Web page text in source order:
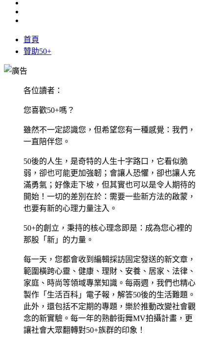
首頁
贊助50+
各位讀者：
您喜歡50+嗎？
雖然不一定認識您，但希望您有一種感覺：我們，
一直陪伴您。
50後的人生，是奇特的人生十字路口，它看似脆
弱，卻也可能更加強韌；會讓人恐懼，卻也讓人充
滿勇氣；好像走下坡，但其實也可以是令人期待的
開始！一切的差別在於：需要一些新方法的啟蒙，
也要有新的心理力量注入。
50+的創立，秉持的核心理念即是：成為您心裡的
那股「新」的力量。
每一天，您都會收到編輯採訪固定發送的新文章，
範圍橫跨心靈、健康、理財、安養、居家、法律、
家庭、時尚等領域專業知識。每兩週，我們也精心
製作「生活百科」電子報，解答50後的生活難題。
此外，還包括不定期的專題，樂於推動改變社會觀
念的新實驗。每一年的熟齡街舞MV拍攝計畫，更
讓社會大眾翻轉對50+族群的印象！